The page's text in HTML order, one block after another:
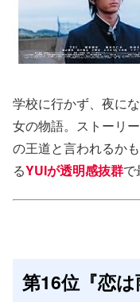
学校に行かず、夜に
女の物語。ストーリ
の王道と言われるか
るYUIが透明感抜群で
第16位『恋は